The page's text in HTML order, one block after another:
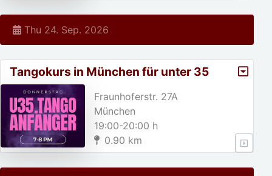
Thu 24. Sep. 2026
Tangokurs in München für unter 35
jährige!
Fraunhoferstr. 27A
München
19:00-20:00 h
0.90 km